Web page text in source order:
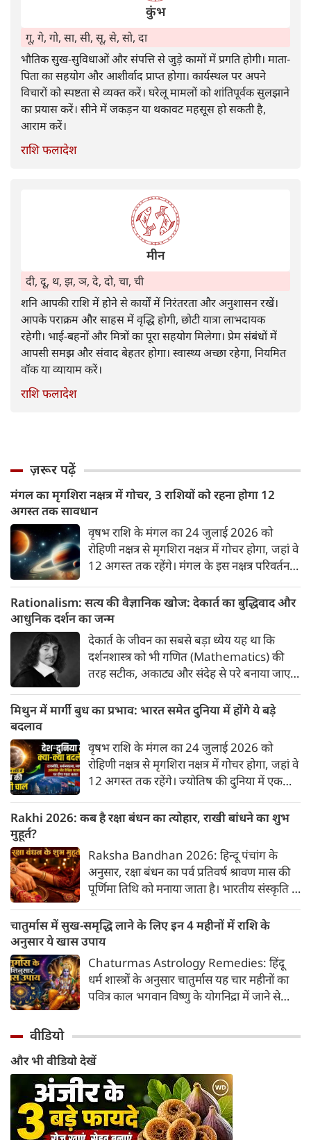
कुंभ
गू, गे, गो, सा, सी, सू, से, सो, दा
भौतिक सुख-सुविधाओं और संपत्ति से जुड़े कामों में प्रगति होगी। माता-
पिता का सहयोग और आशीर्वाद प्राप्त होगा। कार्यस्थल पर अपने
विचारों को स्पष्टता से व्यक्त करें। घरेलू मामलों को शांतिपूर्वक सुलझाने
का प्रयास करें। सीने में जकड़न या थकावट महसूस हो सकती है,
आराम करें।
राशि फलादेश
मीन
दी, दू, थ, झ, ञ, दे, दो, चा, ची
शनि आपकी राशि में होने से कार्यों में निरंतरता और अनुशासन रखें।
आपके पराक्रम और साहस में वृद्धि होगी, छोटी यात्रा लाभदायक
रहेगी। भाई-बहनों और मित्रों का पूरा सहयोग मिलेगा। प्रेम संबंधों में
आपसी समझ और संवाद बेहतर होगा। स्वास्थ्य अच्छा रहेगा, नियमित
वॉक या व्यायाम करें।
राशि फलादेश
ज़रूर पढ़ें
मंगल का मृगशिरा नक्षत्र में गोचर, 3 राशियों को रहना होगा 12
अगस्त तक सावधान
वृषभ राशि के मंगल का 24 जुलाई 2026 को
रोहिणी नक्षत्र से मृगशिरा नक्षत्र में गोचर होगा, जहां वे
12 अगस्त तक रहेंगे। मंगल के इस नक्षत्र परिवर्तन
होगा सावधान। चलिए जानते हैं कि किन राशि 3
राशियों को रहना होगा सावधान।
Rationalism: सत्य की वैज्ञानिक खोज: देकार्त का बुद्धिवाद और
आधुनिक दर्शन का जन्म
देकार्त के जीवन का सबसे बड़ा ध्येय यह था कि
दर्शनशास्त्र को भी गणित (Mathematics) की
तरह सटीक, अकाट्य और संदेह से परे बनाया जाए।
पर कोई भी प्रश्नचिह्न न लगा सके। इसी विचार ने
बुद्धिवाद (Rationalism) की नींव रखी। आइए,
देकार्त के इस अद्भुत दार्शनिक चिंतन के 4 प्रमुख
स्तंभों को गहराई से समझते हैं।
मिथुन में मार्गी बुध का प्रभाव: भारत समेत दुनिया में होंगे ये बड़े
बदलाव
वृषभ राशि के मंगल का 24 जुलाई 2026 को
रोहिणी नक्षत्र से मृगशिरा नक्षत्र में गोचर होगा, जहां वे
12 अगस्त तक रहेंगे। ज्योतिष की दुनिया में एक
प्रिय राशि मिथुन में सीधे (मार्गी) चलने लगे हैं। अब
चलेगा, तो जाहिर है आपकी सोच, बातचीत और
फैसलों की रफ्तार भी बदल जाएगी।
Rakhi 2026: कब है रक्षा बंधन का त्योहार, राखी बांधने का शुभ
मुहूर्त?
Raksha Bandhan 2026: हिन्दू पंचांग के
अनुसार, रक्षा बंधन का पर्व प्रतिवर्ष श्रावण मास की
पूर्णिमा तिथि को मनाया जाता है। भारतीय संस्कृति में
भाई-बहन के प्रेम का पावन पर्व है। यहां जानें रक्षा
बंधन 2026 कब है? जानें रक्षा बंधन 2026 की
तारीख...
चातुर्मास में सुख-समृद्धि लाने के लिए इन 4 महीनों में राशि के
अनुसार ये खास उपाय
Chaturmas Astrology Remedies: हिंदू
धर्म शास्त्रों के अनुसार चातुर्मास यह चार महीनों का
पवित्र काल भगवान विष्णु के योगनिद्रा में जाने से
सुख-समृद्धि का वास होता है। यहां जानें 12 राशियों
के लिए चातुर्मास के अचूक उपाय...
वीडियो
और भी वीडियो देखें